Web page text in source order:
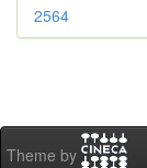
2564
Theme by